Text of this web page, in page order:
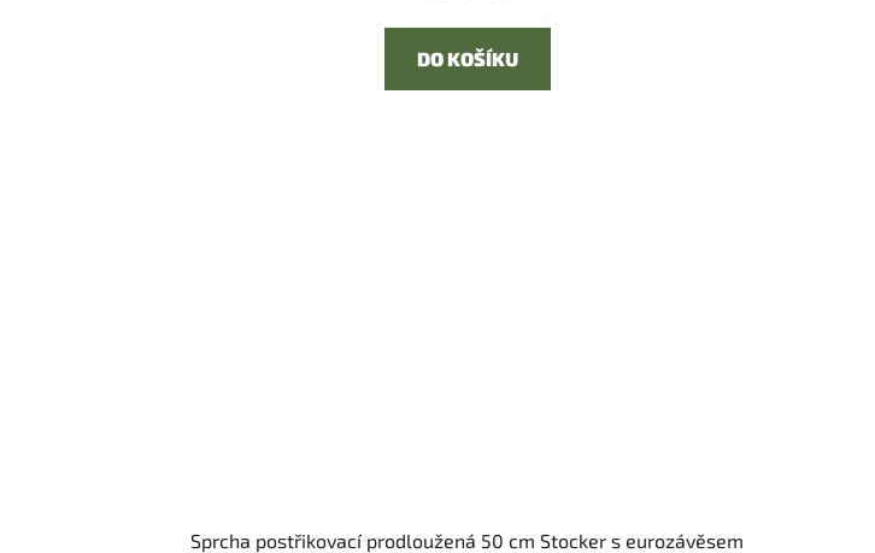
DO KOŠÍKU
Sprcha postřikovací prodloužená 50 cm Stocker s eurozávěsem